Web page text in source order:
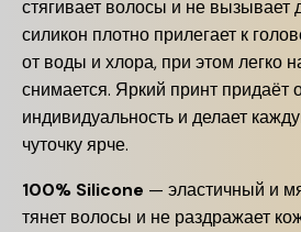
стягивает волосы и не вызывает
силикон плотно прилегает к
от воды и хлора, при этом легко
снимается. Яркий принт придаёт
индивидуальность и делает
чуточку ярче.
100% Silicone — эластичный и
тянет волосы и не раздражает